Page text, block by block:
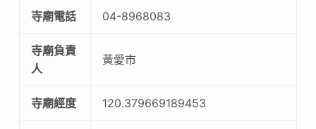
寺廟電話 04-8968083
寺廟負責
人
黃愛市
寺廟經度 120.379669189453